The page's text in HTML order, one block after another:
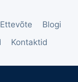
Ettevõte
Blogi
Kontaktid